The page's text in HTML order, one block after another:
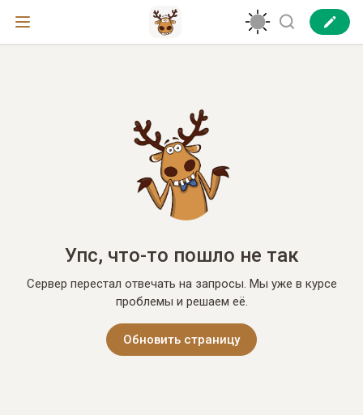
Упс, что-то пошло не так
Сервер перестал отвечать на запросы. Мы уже в курсе
проблемы и решаем её.
Обновить страницу